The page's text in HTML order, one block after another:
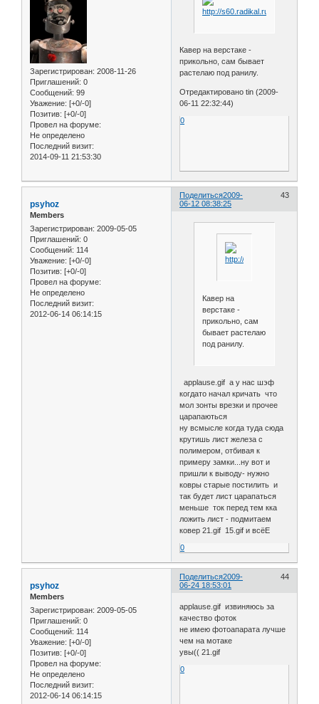
Зарегистрирован: 2008-11-26
Приглашений: 0
Сообщений: 99
Уважение: [+0/-0]
Позитив: [+0/-0]
Провел на форуме:
Не определено
Последний визит:
2014-09-11 21:53:30
Кавер на верстаке -
прикольно, сам бывает
растелаю под ранилу.
Отредактировано tin (2009-
06-11 22:32:44)
0
Поделиться 43
2009-
06-12 08:38:25
psyhoz
Members
Зарегистрирован: 2009-05-05
Приглашений: 0
Сообщений: 114
Уважение: [+0/-0]
Позитив: [+0/-0]
Провел на форуме:
Не определено
Последний визит:
2012-06-14 06:14:15
Кавер на
верстаке -
прикольно, сам
бывает растелаю
под ранилу.
applause.gif а у нас шэф
когдато начал кричать что
мол зонты врезки и прочее
царапаються
ну всмысле когда туда сюда
крутишь лист железа с
полимером, отбивая к
примеру замки...ну вот и
пришли к выводу- нужно
ковры старые постилить и
так будет лист царапаться
меньше ток перед тем кка
ложить лист - подмитаем
ковер 21.gif 15.gif и всёЕ
0
Поделиться 44
2009-
06-24 18:53:01
psyhoz
Members
Зарегистрирован: 2009-05-05
Приглашений: 0
Сообщений: 114
Уважение: [+0/-0]
Позитив: [+0/-0]
Провел на форуме:
Не определено
Последний визит:
2012-06-14 06:14:15
applause.gif извиняюсь за
качество фоток
не имею фотоапарата лучше
чем на мотаке
увы(( 21.gif
0